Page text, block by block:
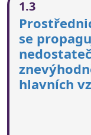
vzory a
skupin.
Sdělení
skupin,
Romů,
a
1.3
se
hlavních